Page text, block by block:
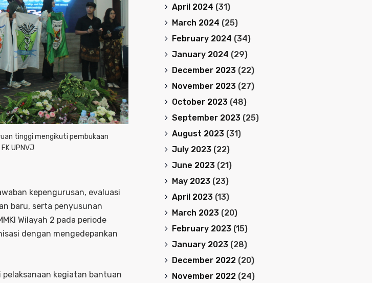
tinggi mengikuti pembukaan
UPNVJ
kepengurusan, evaluasi
baru, serta penyusunan
Wilayah 2 pada periode
dengan mengedepankan
kegiatan bantuan
April 2024 (31)
March 2024 (25)
February 2024 (34)
January 2024 (29)
December 2023(22)
November 2023(27)
October 2023(48)
September 2023(25)
August 2023(31)
July 2023(22)
June 2023(21)
May 2023(23)
April 2023(13)
March 2023(20)
February 2023(15)
January 2023(28)
December 2022(20)
November 2022(24)